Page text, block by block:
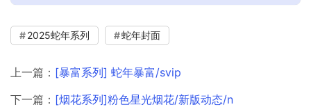
2025蛇年系列 蛇年封面
上一篇： [暴富系列] 蛇年暴富/svip
下一篇： [烟花系列]粉色星光烟花/新版动态/n